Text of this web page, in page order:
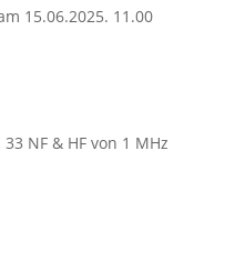
15.06.2025. 11.00
NF & HF von 1 MHz